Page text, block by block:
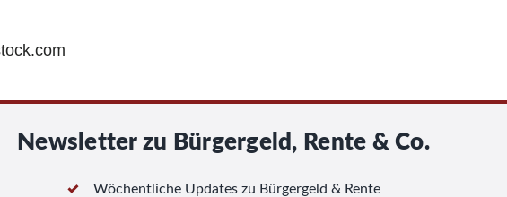
Newsletter zu Bürgergeld, Rente & Co.
Wöchentliche Updates zu Bürgergeld & Rente